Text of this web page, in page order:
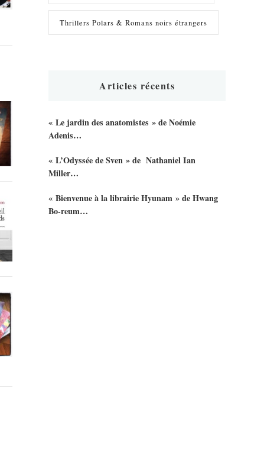
Thrillers Polars & Romans noirs étrangers
Articles récents
« Le jardin des anatomistes » de Noémie
Adenis…
« L’Odyssée de Sven » de Nathaniel Ian
Miller…
« Bienvenue à la librairie Hyunam » de Hwang
Bo-reum…